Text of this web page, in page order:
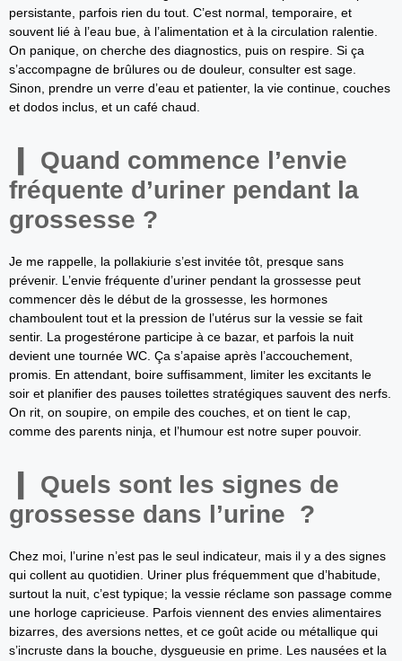
persistante, parfois rien du tout. C’est normal, temporaire, et
souvent lié à l’eau bue, à l’alimentation et à la circulation ralentie.
On panique, on cherche des diagnostics, puis on respire. Si ça
s’accompagne de brûlures ou de douleur, consulter est sage.
Sinon, prendre un verre d’eau et patienter, la vie continue, couches
et dodos inclus, et un café chaud.
Quand commence l’envie
fréquente d’uriner pendant la
grossesse ?
Je me rappelle, la pollakiurie s’est invitée tôt, presque sans
prévenir. L’envie fréquente d’uriner pendant la grossesse peut
commencer dès le début de la grossesse, les hormones
chamboulent tout et la pression de l’utérus sur la vessie se fait
sentir. La progestérone participe à ce bazar, et parfois la nuit
devient une tournée WC. Ça s’apaise après l’accouchement,
promis. En attendant, boire suffisamment, limiter les excitants le
soir et planifier des pauses toilettes stratégiques sauvent des nerfs.
On rit, on soupire, on empile des couches, et on tient le cap,
comme des parents ninja, et l’humour est notre super pouvoir.
Quels sont les signes de
grossesse dans l’urine ?
Chez moi, l’urine n’est pas le seul indicateur, mais il y a des signes
qui collent au quotidien. Uriner plus fréquemment que d’habitude,
surtout la nuit, c’est typique; la vessie réclame son passage comme
une horloge capricieuse. Parfois viennent des envies alimentaires
bizarres, des aversions nettes, et ce goût acide ou métallique qui
s’incruste dans la bouche, dysgueusie en prime. Les nausées et la